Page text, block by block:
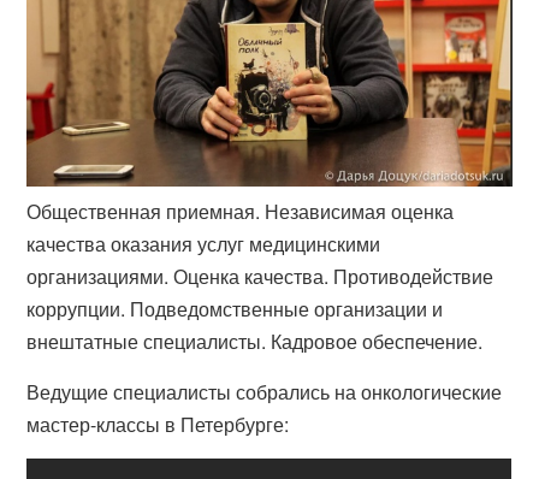
Общественная приемная. Независимая оценка
качества оказания услуг медицинскими
организациями. Оценка качества. Противодействие
коррупции. Подведомственные организации и
внештатные специалисты. Кадровое обеспечение.
Ведущие специалисты собрались на онкологические
мастер-классы в Петербурге: